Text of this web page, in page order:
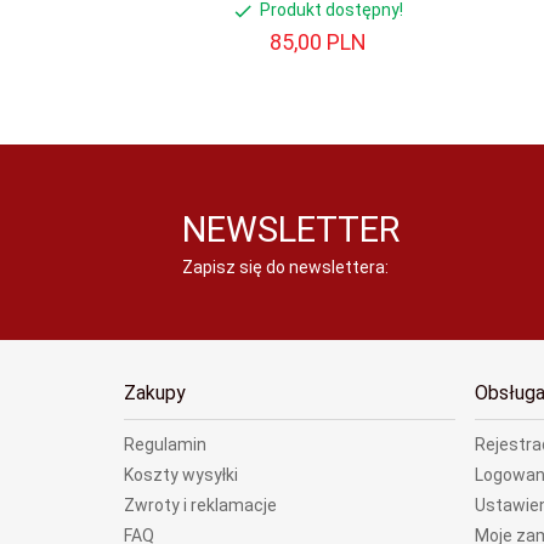
Rozdział 10
Metody niefarmakologiczne leczenia bólu
Prawdziwy geniusz polega na zdolności
Produkt dostępny!
85,00 PLN
NEWSLETTER
Zapisz się do newslettera:
Zakupy
Regulamin
Koszty wysyłki
Zwroty i reklamacje
FAQ
Moje